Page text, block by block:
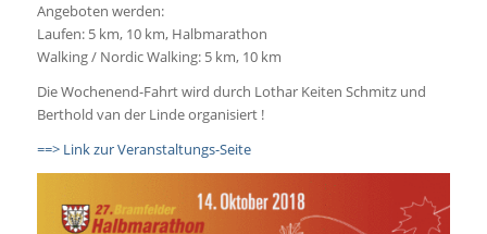
Angeboten werden:
Laufen: 5 km, 10 km, Halbmarathon
Walking / Nordic Walking: 5 km, 10 km
Die Wochenend-Fahrt wird durch Lothar Keiten Schmitz und
Berthold van der Linde organisiert !
==> Link zur Veranstaltungs-Seite